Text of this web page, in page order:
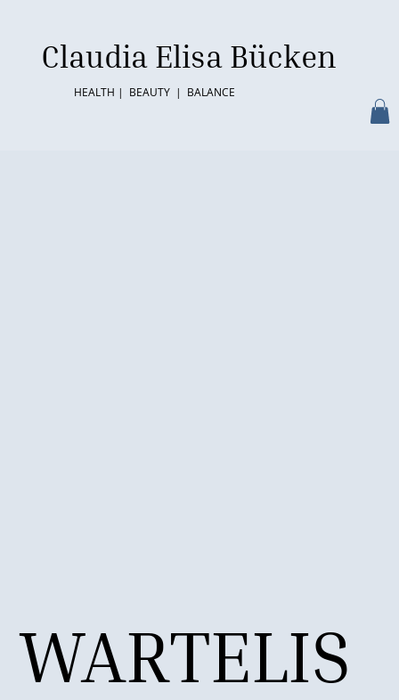
Claudia Elisa Bücken
HEALTH | BEAUTY | BALANCE
WARTELIS